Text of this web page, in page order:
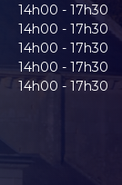
14h00 - 17h30
14h00 - 17h30
14h00 - 17h30
14h00 - 17h30
14h00 - 17h30